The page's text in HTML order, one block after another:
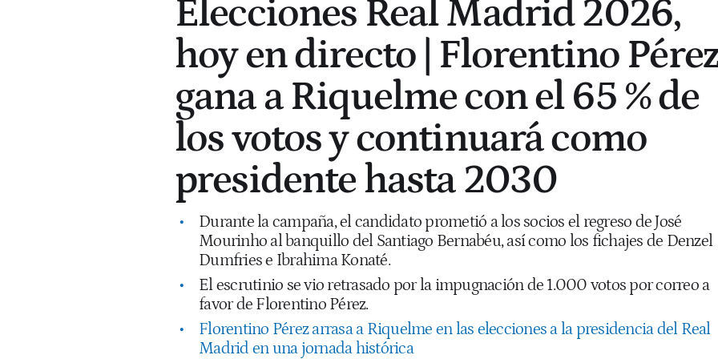
Elecciones Real Madrid 2026,
hoy en directo | Florentino Pérez
gana a Riquelme con el 65 % de
los votos y continuará como
presidente hasta 2030
Durante la campaña, el candidato prometió a los socios el regreso de José
Mourinho al banquillo del Santiago Bernabéu, así como los fichajes de Denzel
Dumfries e Ibrahima Konaté.
El escrutinio se vio retrasado por la impugnación de 1.000 votos por correo a
favor de Florentino Pérez.
Florentino Pérez arrasa a Riquelme en las elecciones a la presidencia del Real
Madrid en una jornada histórica